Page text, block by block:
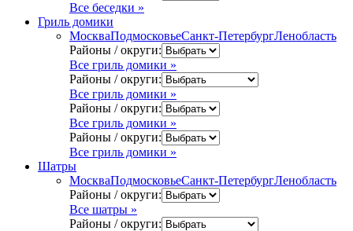
Все беседки »
Гриль домики
МоскваПодмосковьеСанкт-ПетербургЛенобласть
Районы / округи:
Все гриль домики »
Районы / округи:
Все гриль домики »
Районы / округи:
Все гриль домики »
Районы / округи:
Все гриль домики »
Шатры
МоскваПодмосковьеСанкт-ПетербургЛенобласть
Районы / округи:
Все шатры »
Районы / округи: